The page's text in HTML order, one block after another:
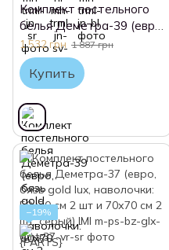
Комплект постельного
белья Деметра-39 (евро,
бязь gold lux, наволочки:
50х70 см 2 шт и 70х70 см
2 шт, графитовый) IMI
1 532 грн 1 887 грн
Купить
−19%